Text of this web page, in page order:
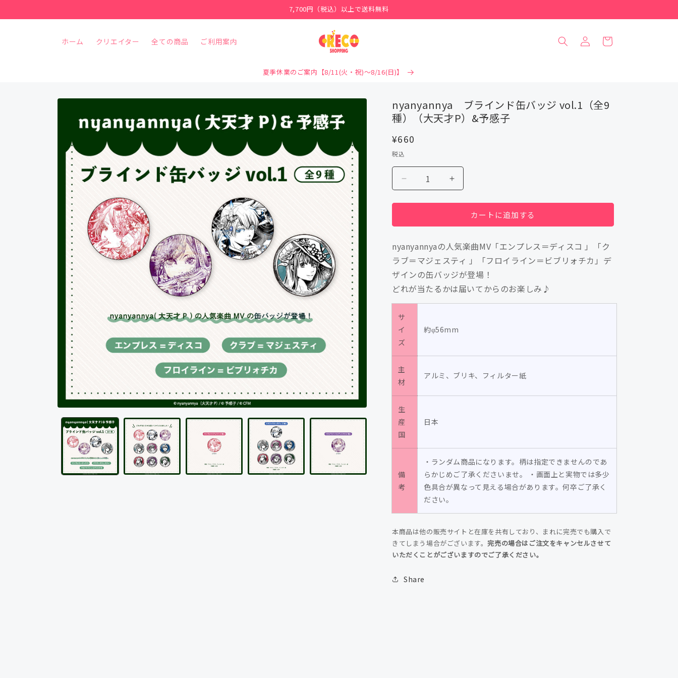
進む
7,700円（税込）以上で送料無料
ホーム クリエイター 全ての商品 ご利用案内
ロ
グ
イ
ー
夏季休業のご案内【8/11(火・祝)～8/16(日)】
商品情
キップ
ー
ダ
nyanyannya ブラインド缶バッジ vol.1（全9
種）（大天才P）&予感子
通
常
価
格
¥660
税込
nyanyannya
イ
ド
缶
バ
ッ
ジ
vol.1（全
9
種）
（大
天
才
P）
&amp;
予
感
子
数
量
減
す
nyanyannya
イ
ド
缶
バ
ッ
ジ
9
（大
才
P）
子
の
数
量
増
す
カートに追加する
nyanyannyaの人気楽曲MV「エンプレス＝ディスコ 」「ク
ラブ＝マジェスティ 」「フロイライン＝ビブリォチカ」デ
ザインの缶バッジが登場！
どれが当たるかは届いてからのお楽しみ♪
サ
イ
ズ
約φ56mm
主
材
アルミ、ブリキ、フィルター紙
生
産
国
日本
備
考
・ランダム商品になります。柄は指定できませんのであ
らかじめご了承くださいませ。 ・画面上と実物では多少
色具合が異なって見える場合があります。何卒ご了承く
ださい。
本商品は他の販売サイトと在庫を共有しており、まれに完売でも購入で
きてしまう場合がございます。完売の場合はご注文をキャンセルさせて
いただくことがございますのでご了承ください。
Share